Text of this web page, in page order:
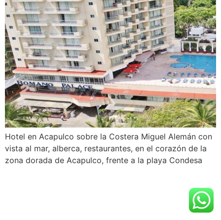
Hotel en Acapulco sobre la Costera Miguel Alemán con
vista al mar, alberca, restaurantes, en el corazón de la
zona dorada de Acapulco, frente a la playa Condesa